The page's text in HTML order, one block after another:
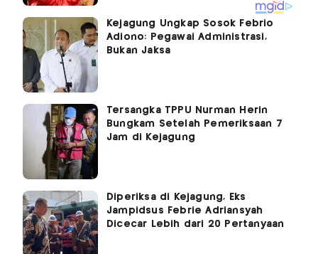
Kejagung Ungkap Sosok Febrio
Adiono: Pegawai Administrasi,
Bukan Jaksa
Tersangka TPPU Nurman Herin
Bungkam Setelah Pemeriksaan 7
Jam di Kejagung
Diperiksa di Kejagung, Eks
Jampidsus Febrie Adriansyah
Dicecar Lebih dari 20 Pertanyaan